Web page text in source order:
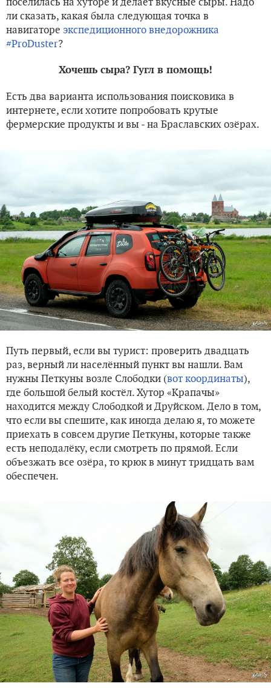
ли сказать, какая была следующая точка в
навигаторе экспедиционного внедорожника
#ProDuster?
Хочешь сыра? Гугл в помощь!
Есть два варианта использования поисковика в
интернете, если хотите попробовать крутые
фермерские продукты и вы - на Браславских озёрах.
Путь первый, если вы турист: проверить двадцать
раз, верный ли населённый пункт вы нашли. Вам
нужны Петкуны возле Слободки (вот координаты),
где большой белый костёл. Хутор «Крапачы»
находится между Слободкой и Друйском. Дело в том,
что если вы спешите, как иногда делаю я, то можете
приехать в совсем другие Петкуны, которые также
есть неподалёку, если смотреть по прямой. Если
объезжать все озёра, то крюк в минут тридцать вам
обеспечен.